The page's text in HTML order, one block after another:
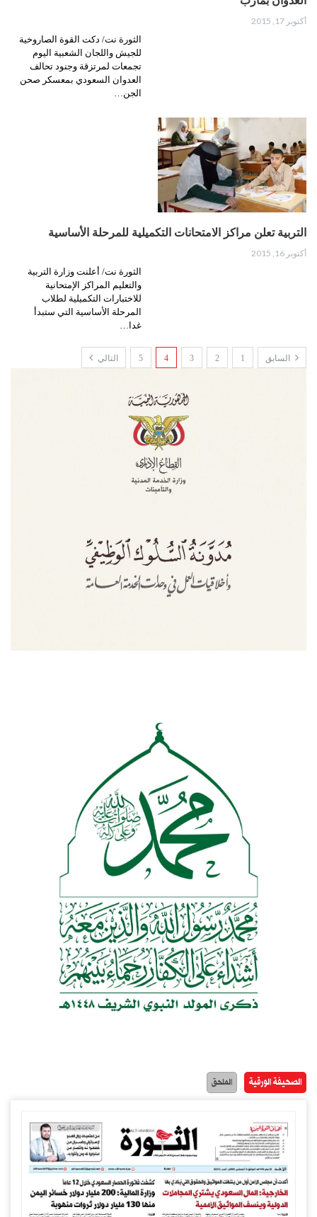
أكتوبر 17, 2015
الثورة نت/ دكت القوة الصاروخية
للجيش واللجان الشعبية اليوم
تجمعات لمرتزقة وجنود تحالف
العدوان السعودي بمعسكر صحن
الجن…
التربية تعلن مراكز الامتحانات التكميلية للمرحلة الأساسية
أكتوبر 16, 2015
الثورة نت/ أعلنت وزارة التربية
والتعليم المراكز الإمتحانية
للاختبارات التكميلية لطلاب
المرحلة الأساسية التي ستبدأ
غدا…
السابق 1
2
3
4
5 التالي
الصحيفة الورقية الملحق